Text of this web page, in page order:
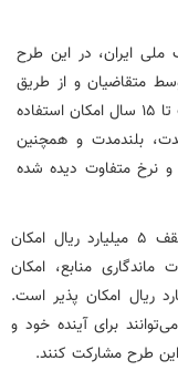
ملی ایران، در این طرح
متقاضیان و از طریق
اندوخته و سپرده گذاری تدریجی، پس از مدت یک تا 15 سال امکان استفاده
بلندمدت و همچنین
و نرخ متفاوت دیده شده
در طرح آتیه ملی پس از گذشت 5 سال تا سقف 5 میلیارد ریال امکان
منابع، امکان
تسهیلات موضوع طرح تا 15 میلیارد ریال امکان پذیر است.
تمامی جوانان بالای 18 سال می‌توانند برای آینده خود و
این طرح مشارکت کنند.